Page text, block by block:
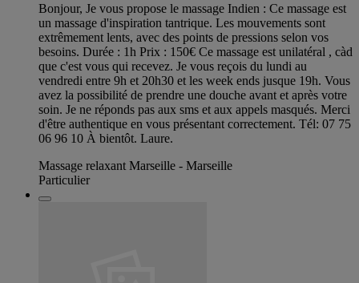
Bonjour, Je vous propose le massage Indien : Ce massage est
un massage d'inspiration tantrique. Les mouvements sont
extrêmement lents, avec des points de pressions selon vos
besoins. Durée : 1h Prix : 150€ Ce massage est unilatéral , càd
que c'est vous qui recevez. Je vous reçois du lundi au
vendredi entre 9h et 20h30 et les week ends jusque 19h. Vous
avez la possibilité de prendre une douche avant et après votre
soin. Je ne réponds pas aux sms et aux appels masqués. Merci
d'être authentique en vous présentant correctement. Tél: 07 75
06 96 10 À bientôt. Laure.
Massage relaxant Marseille - Marseille
Particulier